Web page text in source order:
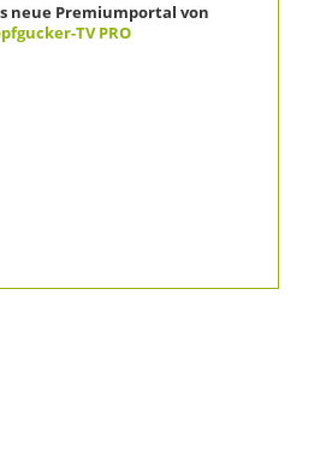
neue Premiumportal von
TV PRO